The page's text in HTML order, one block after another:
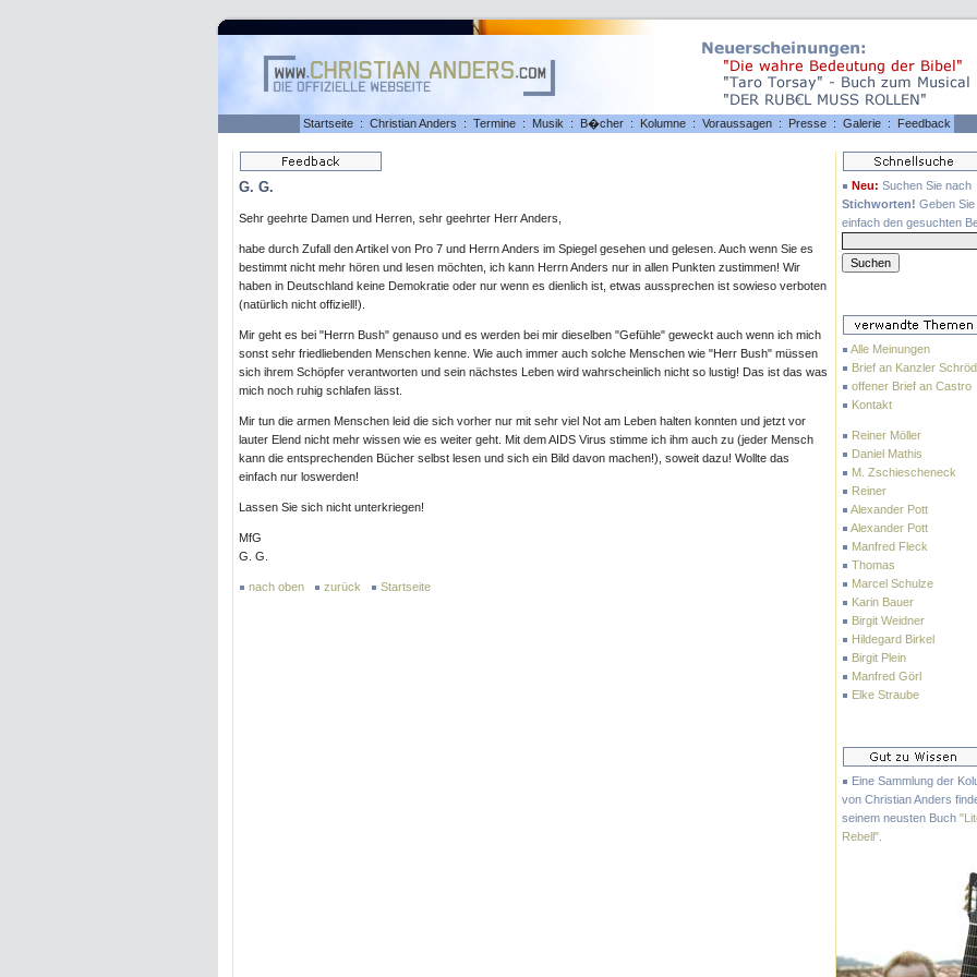
Startseite : Christian Anders : Termine : Musik : B�cher : Kolumne : Voraussagen : Presse : Galerie : Feedback
G. G.
Sehr geehrte Damen und Herren, sehr geehrter Herr Anders,
habe durch Zufall den Artikel von Pro 7 und Herrn Anders im Spiegel gesehen und gelesen. Auch wenn Sie es
bestimmt nicht mehr hören und lesen möchten, ich kann Herrn Anders nur in allen Punkten zustimmen! Wir
haben in Deutschland keine Demokratie oder nur wenn es dienlich ist, etwas aussprechen ist sowieso verboten
(natürlich nicht offiziell!).
Mir geht es bei "Herrn Bush" genauso und es werden bei mir dieselben "Gefühle" geweckt auch wenn ich mich
sonst sehr friedliebenden Menschen kenne. Wie auch immer auch solche Menschen wie "Herr Bush" müssen
sich ihrem Schöpfer verantworten und sein nächstes Leben wird wahrscheinlich nicht so lustig! Das ist das was
mich noch ruhig schlafen lässt.
Mir tun die armen Menschen leid die sich vorher nur mit sehr viel Not am Leben halten konnten und jetzt vor
lauter Elend nicht mehr wissen wie es weiter geht. Mit dem AIDS Virus stimme ich ihm auch zu (jeder Mensch
kann die entsprechenden Bücher selbst lesen und sich ein Bild davon machen!), soweit dazu! Wollte das
einfach nur loswerden!
Lassen Sie sich nicht unterkriegen!
MfG
G. G.
nach oben zurück Startseite
Neu: Suchen Sie nach
Stichworten! Geben Sie
einfach den gesuchten
Alle Meinungen
Brief an Kanzler
offener Brief an Castro
Kontakt
Reiner Möller
Daniel Mathis
M. Zschiescheneck
Reiner
Alexander Pott
Alexander Pott
Manfred Fleck
Thomas
Marcel Schulze
Karin Bauer
Birgit Weidner
Hildegard Birkel
Birgit Plein
Manfred Görl
Elke Straube
Eine Sammlung der
von Christian Anders
seinem neusten Buch
Rebell"